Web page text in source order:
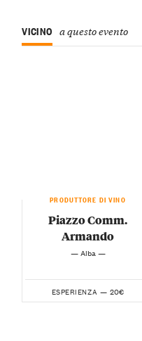
VICINO a questo evento
PRODUTTORE DI VINO
Piazzo Comm.
Armando
— Alba —
ESPERIENZA — 20€